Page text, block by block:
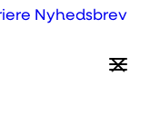
Nyhedsbrev